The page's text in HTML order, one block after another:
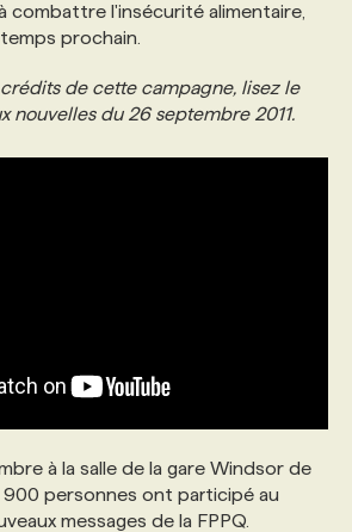
combattre l'insécurité alimentaire,
prochain.
de cette campagne, lisez le
nouvelles du 26 septembre 2011.
à la salle de la gare Windsor de
personnes ont participé au
messages de la FPPQ.